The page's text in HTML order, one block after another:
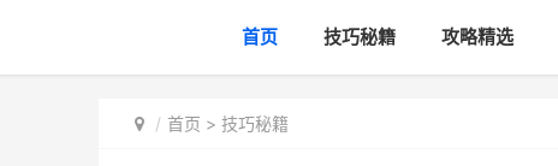
首页 技巧秘籍 攻略精选
首页 > 技巧秘籍